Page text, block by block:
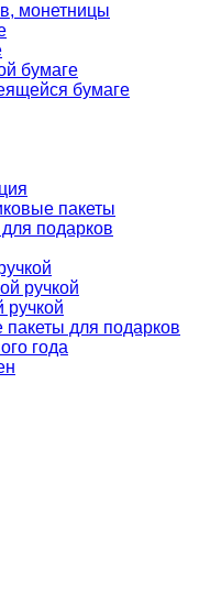
монетницы
бумаге
бумаге
пакеты
подарков
ручкой
ручкой
для подарков
года